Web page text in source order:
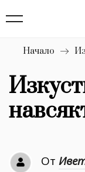
Бизнес
Мода
4339
Красота
777
Начало
От